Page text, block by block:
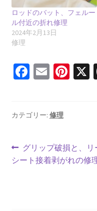
ロッドのバット、フェルー
ル付近の折れ修理
2024年2月13日
修理
Fa
o
k
E
l
Pi X
カテゴリー: 修理
投
稿
前
の
グリップ破損と、リ
シート接着剥がれの修